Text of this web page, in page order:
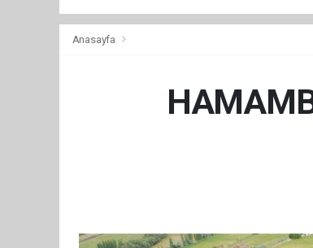
Anasayfa